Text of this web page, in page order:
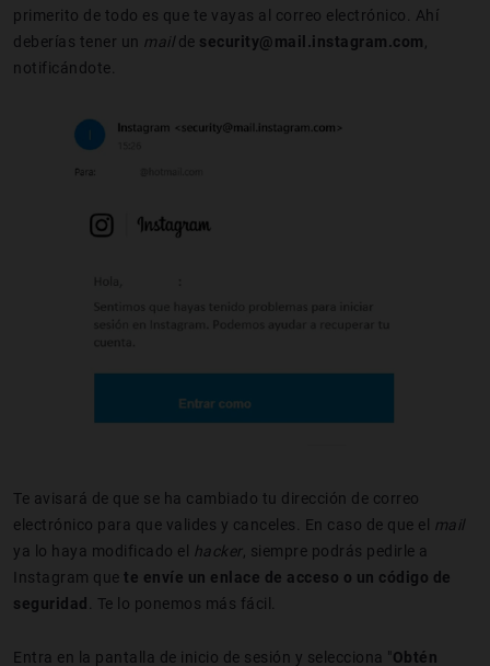
primerito de todo es que te vayas al correo electrónico. Ahí
deberías tener un mail de security@mail.instagram.com,
notificándote.
Te avisará de que se ha cambiado tu dirección de correo
electrónico para que valides y canceles. En caso de que el mail
ya lo haya modificado el hacker, siempre podrás pedirle a
Instagram que te envíe un enlace de acceso o un código de
seguridad . Te lo ponemos más fácil.
Entra en la pantalla de inicio de sesión y selecciona " Obtén